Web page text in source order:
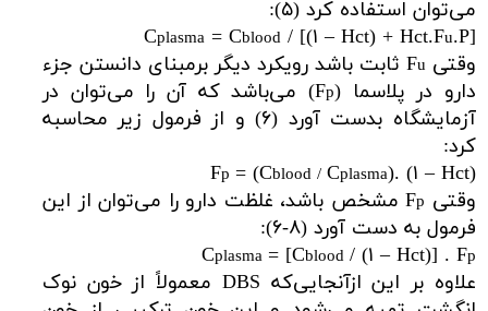
می‌توان استفاده کرد (۵):
Cplasma= Cblood/ [(۱ – Hct) + Hct.Fu.P]
وقتی F u
ثابت باشد رویکرد دیگر برمبنای دانستن جزء
دارو در پلاسما (Fp ) می‌باشد که آن را می‌توان در
آزمایشگاه بدست آورد (۶) و از فرمول زیر محاسبه
کرد:
Fp = (Cblood / Cplasma). (۱ – Hct)
وقتی F p مشخص باشد، غلظت دارو را می‌توان از این
فرمول به دست آورد (۸-۶):
Cplasma = [Cblood / (۱ – Hct)] . Fp
علاوه بر این ازآنجایی‌که DBS معمولاً از خون نوک